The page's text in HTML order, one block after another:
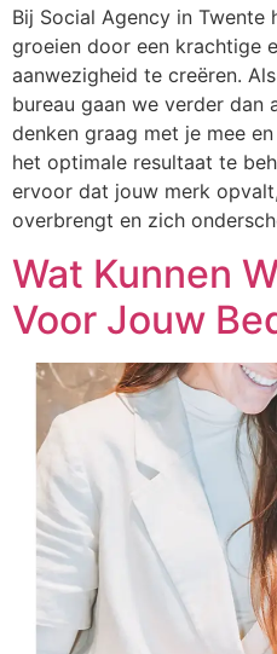
Bij Social Agency in
groeien door een krachtige
aanwezigheid te creëren.
bureau gaan we verder dan
denken graag met je mee
het optimale resultaat te
ervoor dat jouw merk
overbrengt en zich
Wat Kunnen
Voor Jouw